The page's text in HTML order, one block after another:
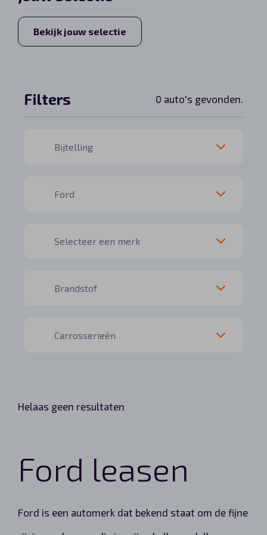
Bekijk jouw selectie
Filters 0 auto's gevonden.
Helaas geen resultaten
Ford leasen
Ford is een automerk dat bekend staat om de fijne
Over ons